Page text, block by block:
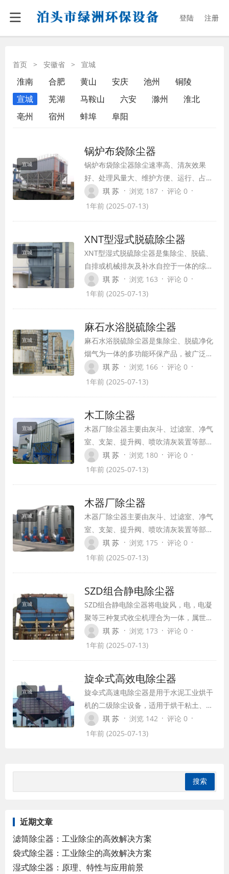
登陆 注册
首页 > 安徽省 > 宣城
淮南 合肥 黄山 安庆 池州
铜陵
宣城
芜湖 马鞍山 六安 滁州
淮北
亳州
宿州 蚌埠 阜阳
宣城
锅炉布袋除尘器
锅炉布袋除尘器除尘速率高、清灰效果
好、处理风量大、维护方便、运行、占地
面积小，广泛用于各种锅炉、铁合金行
业、氧化铝行业、碳素行业、焦化行业、
琪 苏 · 浏览 187 · 评论 0 ·
1年前 (2025-07-13)
宣城
XNT型湿式脱硫除尘器
XNT型湿式脱硫除尘器是集除尘、脱硫、
自排或机械排灰及补水自控于一体的综合
装置，具有操作管理方便，溶液左右除尘
器内循环使用，耗水少，运行经济等优
琪 苏 · 浏览 163 · 评论 0 ·
1年前 (2025-07-13)
宣城
麻石水浴脱硫除尘器
麻石水浴脱硫除尘器是集除尘、脱硫净化
烟气为一体的多功能环保产品，被广泛应
用于各种燃煤锅炉、工业窖炉上脱硫除
尘，能减少大气污染物的排放和实现达标
琪 苏 · 浏览 166 · 评论 0 ·
1年前 (2025-07-13)
宣城
木工除尘器
木器厂除尘器主要由灰斗、过滤室、净气
室、支架、提升阀、喷吹清灰装置等部分
组成。工作时，含尘气体由风道进入灰
斗。大颗粒的粉尘直接落入灰斗底部，较
气进入袋内，并经袋口和净气室进入出风
倒，由排风口排出。
琪 苏 · 浏览 180 · 评论 0 ·
1年前 (2025-07-13)
宣城
木器厂除尘器
木器厂除尘器主要由灰斗、过滤室、净气
室、支架、提升阀、喷吹清灰装置等部分
组成。工作时，含尘气体由风道进入灰
斗。大颗粒的粉尘直接落入灰斗底部，较
气进入袋内，并经袋口和净气室进入出风
倒，由排风口排出。
琪 苏 · 浏览 175 · 评论 0 ·
1年前 (2025-07-13)
宣城
SZD组合静电除尘器
SZD组合静电除尘器将电旋风，电，电凝
聚等三种复式收尘机理合为一体，属世界
创，具水平。用于建材，冶金，化工，电
力等行业，治理污染，回收物料，水泥磨
琪 苏 · 浏览 173 · 评论 0 ·
1年前 (2025-07-13)
宣城
旋伞式高效电除尘器
旋伞式高速电除尘器是用于水泥工业烘干
机的二级除尘设备，适用于烘干粘土、
煤、铁粉和矿渣等的除尘，它是由四条立
式金属圆筒体作为电收尘的主要部分，筒
装有弹簧保护装置，这种结构的除尘器，
不产生二次扬尘，收尘效率达到99.8%，
而且使用寿命长，收尘效果良好。
琪 苏 · 浏览 142 · 评论 0 ·
1年前 (2025-07-13)
近期文章
滤筒除尘器：工业除尘的高效解决方案
袋式除尘器：工业除尘的高效解决方案
湿式除尘器：原理、特性与应用前景